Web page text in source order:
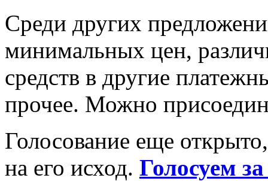
Среди других
минимальных цен,
средств в другие
прочее. Можно
Голосование еще
на его исход. Голосуем